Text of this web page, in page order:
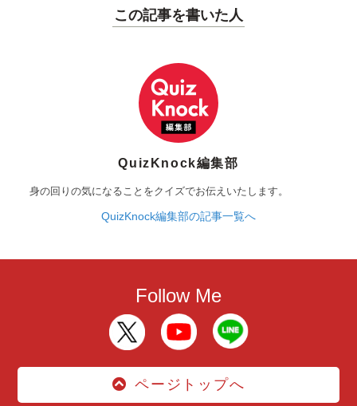
この記事を書いた人
QuizKnock編集部
身の回りの気になることをクイズでお伝えいたします。
QuizKnock編集部の記事一覧へ
Follow Me
ページトップへ